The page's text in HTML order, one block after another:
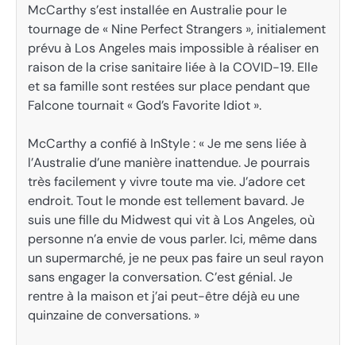
McCarthy s’est installée en Australie pour le
tournage de « Nine Perfect Strangers », initialement
prévu à Los Angeles mais impossible à réaliser en
raison de la crise sanitaire liée à la COVID-19. Elle
et sa famille sont restées sur place pendant que
Falcone tournait « God’s Favorite Idiot ».
McCarthy a confié à InStyle : « Je me sens liée à
l’Australie d’une manière inattendue. Je pourrais
très facilement y vivre toute ma vie. J’adore cet
endroit. Tout le monde est tellement bavard. Je
suis une fille du Midwest qui vit à Los Angeles, où
personne n’a envie de vous parler. Ici, même dans
un supermarché, je ne peux pas faire un seul rayon
sans engager la conversation. C’est génial. Je
rentre à la maison et j’ai peut-être déjà eu une
quinzaine de conversations. »